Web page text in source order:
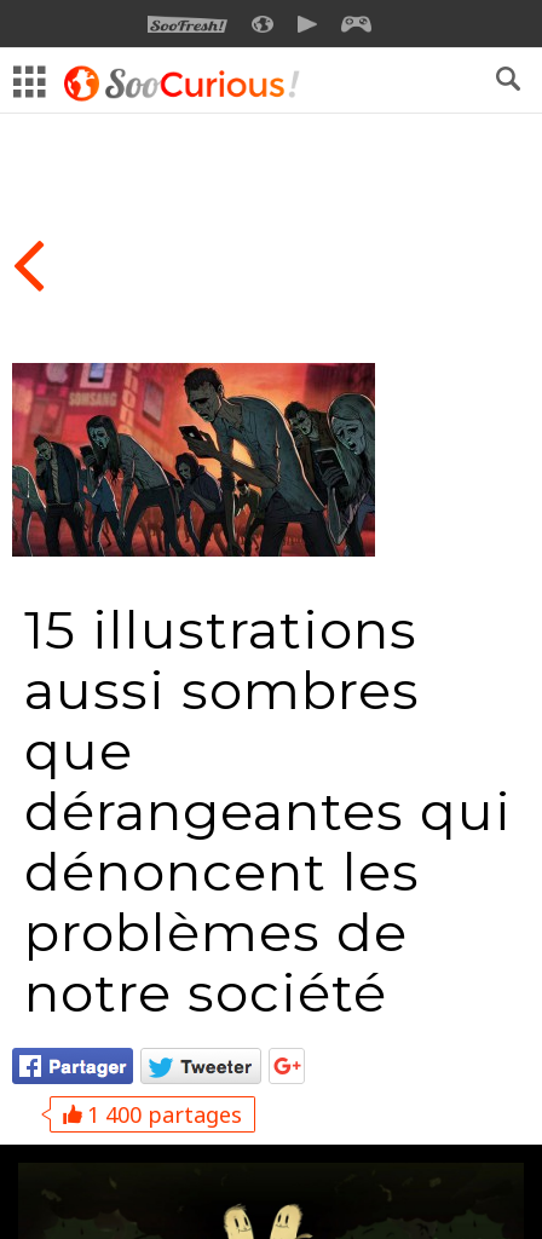
SOOFRESHSOOCURIOUSSOOMOTION
15 illustrations
aussi sombres
que
dérangeantes qui
dénoncent les
problèmes de
notre société
1 400 partages